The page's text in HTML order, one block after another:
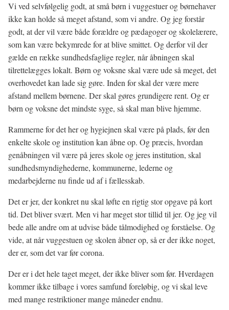
Vi ved selvfølgelig godt, at små børn i vuggestuer og børnehaver
ikke kan holde så meget afstand, som vi andre. Og jeg forstår
godt, at der vil være både forældre og pædagoger og skolelærere,
som kan være bekymrede for at blive smittet. Og derfor vil der
gælde en række sundhedsfaglige regler, når åbningen skal
tilrettelægges lokalt. Børn og voksne skal være ude så meget, det
overhovedet kan lade sig gøre. Inden for skal der være mere
afstand mellem børnene. Der skal gøres grundigere rent. Og er
børn og voksne det mindste syge, så skal man blive hjemme.
Rammerne for det her og hygiejnen skal være på plads, før den
enkelte skole og institution kan åbne op. Og præcis, hvordan
genåbningen vil være på jeres skole og jeres institution, skal
sundhedsmyndighederne, kommunerne, lederne og
medarbejderne nu finde ud af i fællesskab.
Det er jer, der konkret nu skal løfte en rigtig stor opgave på kort
tid. Det bliver svært. Men vi har meget stor tillid til jer. Og jeg vil
bede alle andre om at udvise både tålmodighed og forståelse. Og
vide, at når vuggestuen og skolen åbner op, så er der ikke noget,
der er, som det var før corona.
Der er i det hele taget meget, der ikke bliver som før. Hverdagen
kommer ikke tilbage i vores samfund foreløbig, og vi skal leve
med mange restriktioner mange måneder endnu.